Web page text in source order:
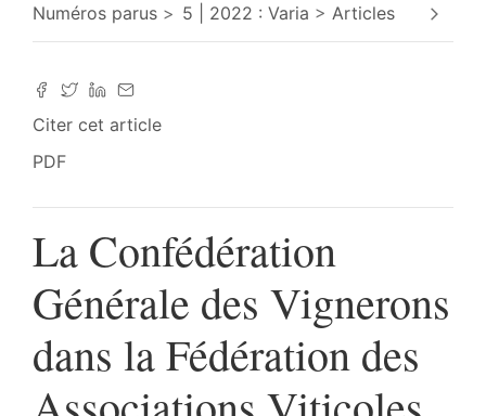
Numéros parus 5 | 2022 : Varia Articles
Citer cet article
PDF
La Confédération
Générale des Vignerons
dans la Fédération des